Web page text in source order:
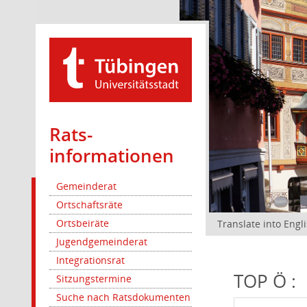
Rats­
informationen
Gemeinderat
Ortschaftsräte
Ortsbeiräte
Jugendgemeinderat
Integrationsrat
Sitzungstermine
Suche nach Ratsdokumenten
Translate into
TOP Ö :